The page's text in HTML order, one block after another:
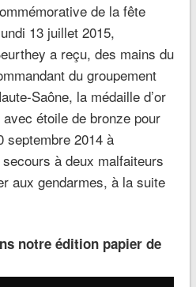
de la fête
13 juillet 2015,
a reçu, des mains du
du groupement
Saône, la médaille d’or
étoile de bronze pour
septembre 2014 à
à deux malfaiteurs
aux gendarmes, à la suite
notre édition papier de